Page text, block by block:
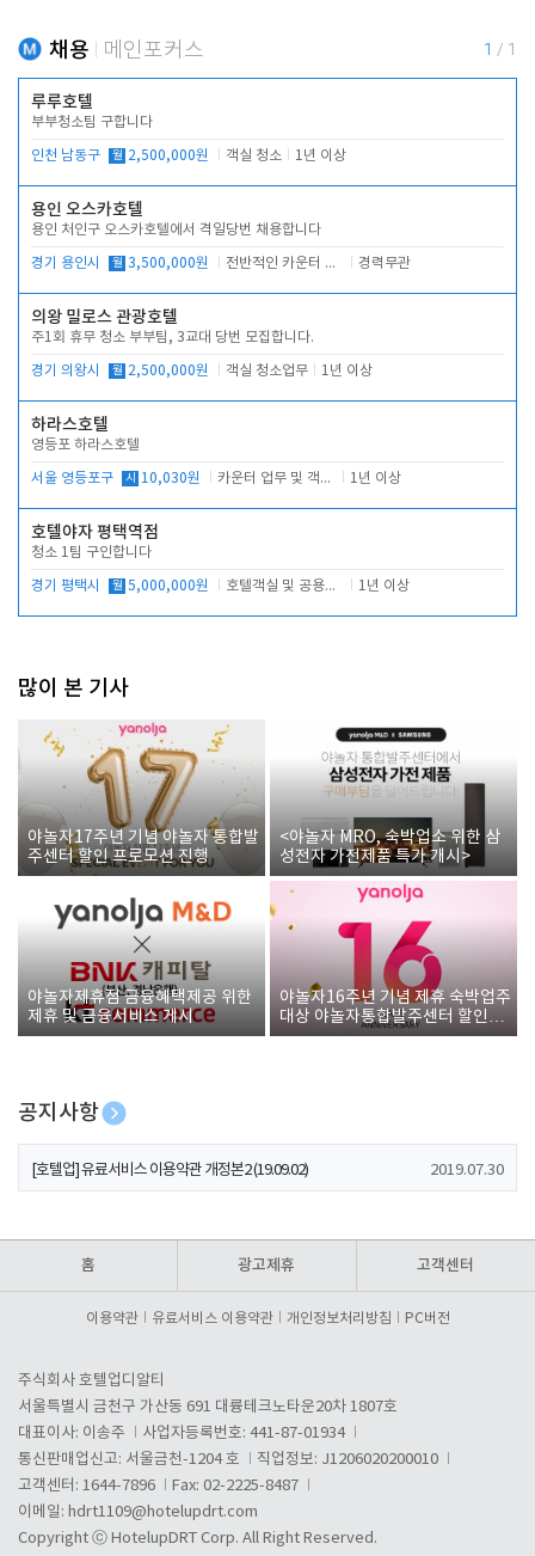
채용 메인포커스 1 / 1
루루호텔
부부청소팀 구합니다
인천 남동구 월 2,500,000원 객실 청소 1년 이상
용인 오스카호텔
용인 처인구 오스카호텔에서 격일당번 채용합니다
경기 용인시 월 3,500,000원 전반적인 카운터 업무 경력무관
의왕 밀로스 관광호텔
주1회 휴무 청소 부부팀, 3교대 당번 모집합니다.
경기 의왕시 월 2,500,000원 객실 청소업무 1년 이상
하라스호텔
영등포 하라스호텔
서울 영등포구 시 10,030원 카운터 업무 및 객실관리(청소상태 확인, 객실판매) 1년 이상
호텔야자 평택역점
청소 1팀 구인합니다
경기 평택시 월 5,000,000원 호텔객실 및 공용시설 청소 관리 1년 이상
많이 본 기사
야놀자17주년 기념 야놀자 통합발
주센터 할인 프로모션 진행
<야놀자 MRO, 숙박업소 위한 삼
성전자 가전제품 특가 개시>
야놀자제휴점 금융혜택제공 위한
제휴 및 금융서비스 게시
야놀자16주년 기념 제휴 숙박업주
대상 야놀자통합발주센터 할인쿠
폰 증정
공지사항
[호텔업] 개인정보 처리방침 개정본1 (19.09.02)
[호텔업] 유료서비스 이용약관 개정본2 (19.09.02) 2019.07.30
홈 광고제휴 고객센터
이용약관 유료서비스 이용약관 개인정보처리방침 PC버전
주식회사 호텔업디알티
서울특별시 금천구 가산동 691 대륭테크노타운20차 1807호
대표이사: 이송주
사업자등록번호: 441-87-01934
통신판매업신고: 서울금천-1204 호
직업정보: J1206020200010
고객센터: 1644-7896
Fax: 02-2225-8487
이메일: hdrt1109@hotelupdrt.com
Copyright ⓒ HotelupDRT Corp. All Right Reserved.